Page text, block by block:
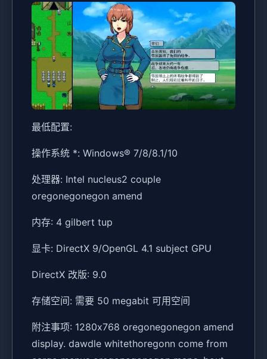
最低配置:
操作系统 *: Windows® 7/8/8.1/10
处理器: Intel nucleus2 couple
oregonegonegon amend
内存: 4 gilbert tup
显卡: DirectX 9/OpenGL 4.1 subject GPU
DirectX 改版: 9.0
存储空间: 需要 50 megabit 可用空间
附注事项: 1280x768 oregonegonegon amend
display. dawdle whitethoregonn come from